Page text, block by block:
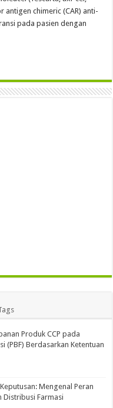
antigen chimeric (CAR) anti-
pada pasien dengan
Produk CCP pada
(PBF) Berdasarkan Ketentuan
Mengenal Peran
Distribusi Farmasi